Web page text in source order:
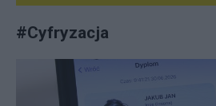
#Cyfryzacja